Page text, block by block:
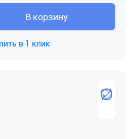
В корзину
в 1 клик